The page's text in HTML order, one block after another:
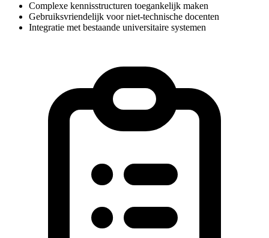
Complexe kennisstructuren toegankelijk maken
Gebruiksvriendelijk voor niet-technische docenten
Integratie met bestaande universitaire systemen